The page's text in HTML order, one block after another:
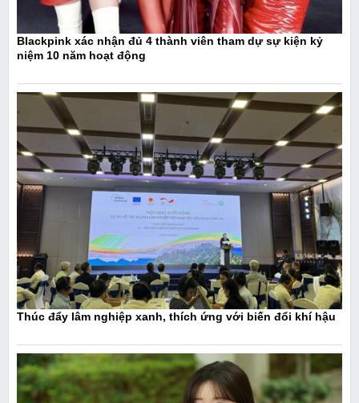
Blackpink xác nhận đủ 4 thành viên tham dự sự kiện kỷ
niệm 10 năm hoạt động
Thúc đẩy lâm nghiệp xanh, thích ứng với biến đổi khí hậu